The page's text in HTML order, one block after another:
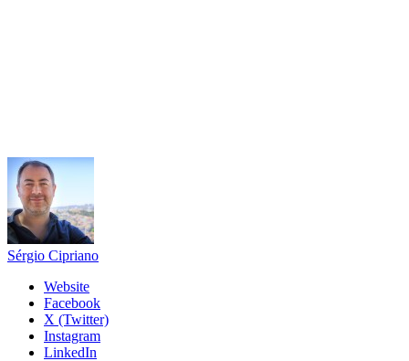
Sérgio Cipriano
Website
Facebook
X (Twitter)
Instagram
LinkedIn